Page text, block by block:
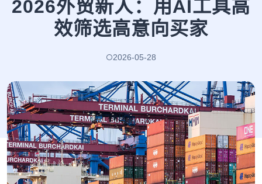
2026外贸新人：用AI工具高
效筛选高意向买家
2026-05-28